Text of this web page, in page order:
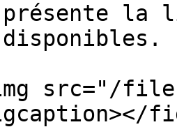
la
src="/files/